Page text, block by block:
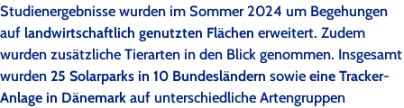
Studienergebnisse wurden im Sommer 2024 um Begehungen
auf landwirtschaftlich genutzten Flächen erweitert. Zudem
wurden zusätzliche Tierarten in den Blick genommen. Insgesamt
wurden 25 Solarparks in 10 Bundesländern sowie eine Tracker-
Anlage in Dänemark auf unterschiedliche Artengruppen